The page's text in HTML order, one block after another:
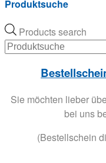
Produktsuche
Products search
Sie möchten lieber
bei uns
(Bestellschein